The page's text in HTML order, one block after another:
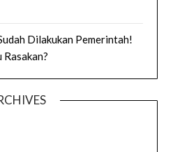
Dilakukan Pemerintah!